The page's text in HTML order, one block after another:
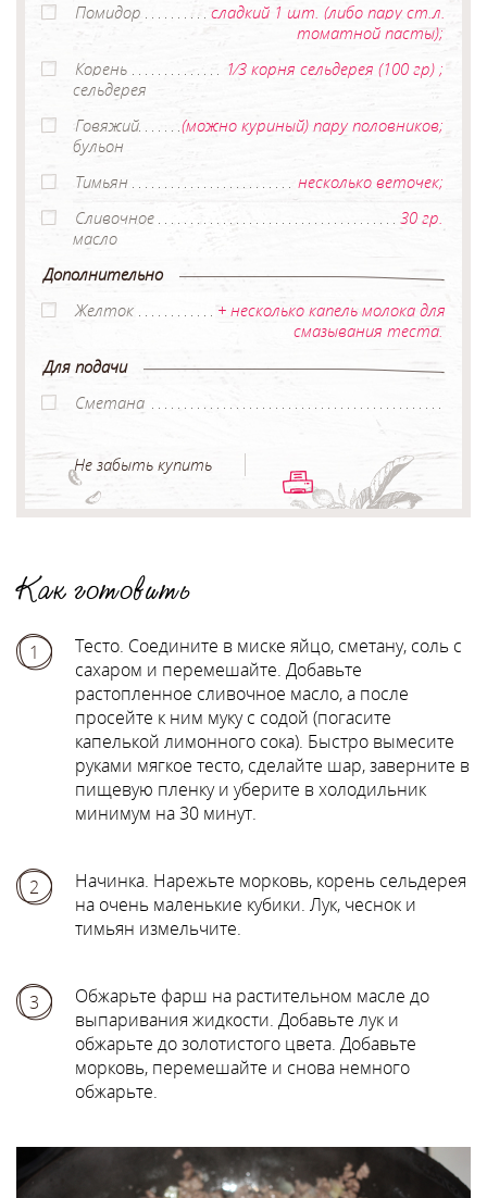
Помидор
сладкий 1 шт. (либо пару ст.л.
томатной пасты);
Корень
сельдерея
1⁄3 корня сельдерея (100 гр) ;
Говяжий
бульон
(можно куриный) пару половников;
Тимьян
несколько веточек;
Сливочное
масло
30 гр.
Дополнительно
Желток
+ несколько капель молока для
смазывания теста.
Для подачи
Сметана
Не забыть купить
Как готовить
1
Тесто. Соедините в миске яйцо, сметану, соль с
сахаром и перемешайте. Добавьте
растопленное сливочное масло, а после
просейте к ним муку с содой (погасите
капелькой лимонного сока). Быстро вымесите
руками мягкое тесто, сделайте шар, заверните в
пищевую пленку и уберите в холодильник
минимум на 30 минут.
2
Начинка. Нарежьте морковь, корень сельдерея
на очень маленькие кубики. Лук, чеснок и
тимьян измельчите.
3
Обжарьте фарш на растительном масле до
выпаривания жидкости. Добавьте лук и
обжарьте до золотистого цвета. Добавьте
морковь, перемешайте и снова немного
обжарьте.